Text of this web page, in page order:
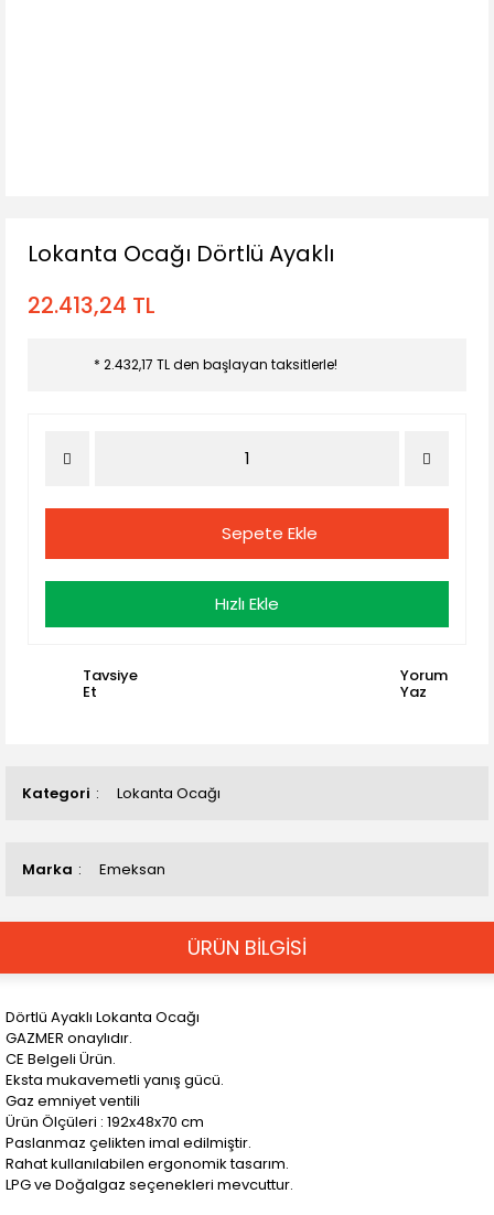
Kategori Lokanta Ocağı
Marka Emeksan
Lokanta Ocağı Dörtlü Ayaklı
22.413,24 TL
* 2.432,17 TL den başlayan taksitlerle!
Sepete Ekle
Hızlı Ekle
Tavsiye
Et
Yorum
Yaz
ÜRÜN BİLGİSİ
Dörtlü Ayaklı Lokanta Ocağı
GAZMER onaylıdır.
CE Belgeli Ürün.
Eksta mukavemetli yanış gücü.
Gaz emniyet ventili
Ürün Ölçüleri : 192x48x70 cm
Paslanmaz çelikten imal edilmiştir.
Rahat kullanılabilen ergonomik tasarım.
LPG ve Doğalgaz seçenekleri mevcuttur.